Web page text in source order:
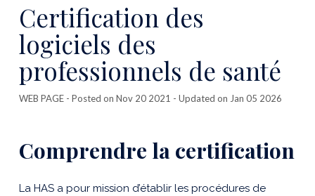
Certification des
logiciels des
professionnels de santé
WEB PAGE - Posted on Nov 20 2021 - Updated on Jan 05 2026
Comprendre la certification
La HAS a pour mission d’établir les procédures de